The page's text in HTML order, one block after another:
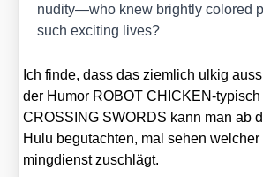
nudity—who knew bright­ly colo­red
such exci­ting lives?
Ich fin­de, dass das ziem­lich ulkig
der Humor ROBOT CHI­CKEN-
CROSSING SWORDS kann man ab
Hulu begut­ach­ten, mal sehen
ming­dienst zuschlägt.